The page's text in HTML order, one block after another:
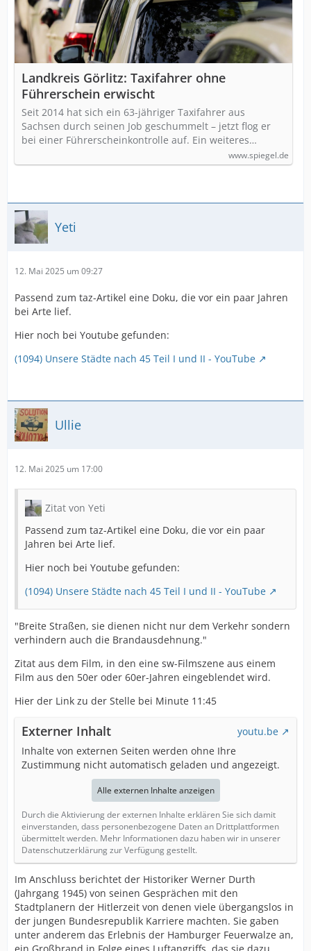
Landkreis Görlitz: Taxifahrer ohne
Führerschein erwischt
Seit 2014 hat sich ein 63-jähriger Taxifahrer aus
Sachsen durch seinen Job geschummelt – jetzt flog er
bei einer Führerscheinkontrolle auf. Ein weiteres…
www.spiegel.de
Yeti
12. Mai 2025 um 09:27
Passend zum taz-Artikel eine Doku, die vor ein paar Jahren
bei Arte lief.
Hier noch bei Youtube gefunden:
(1094) Unsere Städte nach 45 Teil I und II - YouTube
Ullie
12. Mai 2025 um 17:00
Zitat von Yeti
Passend zum taz-Artikel eine Doku, die vor ein paar
Jahren bei Arte lief.
Hier noch bei Youtube gefunden:
(1094) Unsere Städte nach 45 Teil I und II - YouTube
"Breite Straßen, sie dienen nicht nur dem Verkehr sondern
verhindern auch die Brandausdehnung."
Zitat aus dem Film, in den eine sw-Filmszene aus einem
Film aus den 50er oder 60er-Jahren eingeblendet wird.
Hier der Link zu der Stelle bei Minute 11:45
Externer Inhalt
youtu.be
Inhalte von externen Seiten werden ohne Ihre
Zustimmung nicht automatisch geladen und angezeigt.
Alle externen Inhalte anzeigen
Durch die Aktivierung der externen Inhalte erklären Sie sich damit
einverstanden, dass personenbezogene Daten an Drittplattformen
übermittelt werden. Mehr Informationen dazu haben wir in unserer
Datenschutzerklärung zur Verfügung gestellt.
Im Anschluss berichtet der Historiker Werner Durth
(Jahrgang 1945) von seinen Gesprächen mit den
Stadtplanern der Hitlerzeit von denen viele übergangslos in
der jungen Bundesrepublik Karriere machten. Sie gaben
unter anderem das Erlebnis der Hamburger Feuerwalze an,